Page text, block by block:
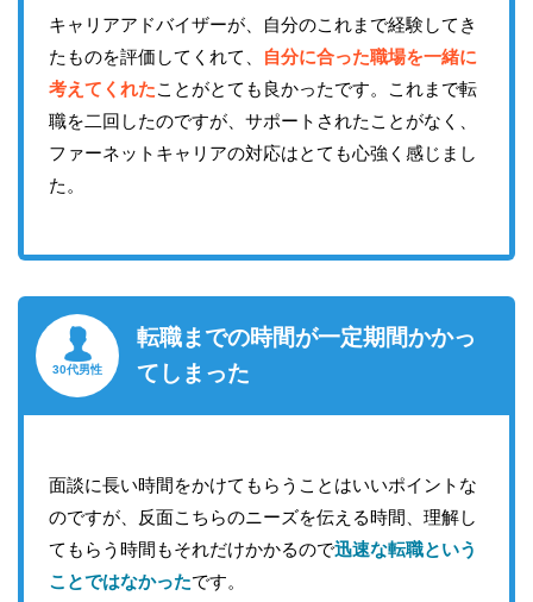
キャリアアドバイザーが、自分のこれまで経験してき
たものを評価してくれて、
自分に合った職場を一緒に
考えてくれたことがとても良かったです。これまで転
職を二回したのですが、サポートされたことがなく、
ファーネットキャリアの対応はとても心強く感じまし
た。
30代男性
転職までの時間が一定期間かかっ
てしまった
面談に長い時間をかけてもらうことはいいポイントな
のですが、反面こちらのニーズを伝える時間、理解し
てもらう時間もそれだけかかるので迅速な転職という
ことではなかったです。